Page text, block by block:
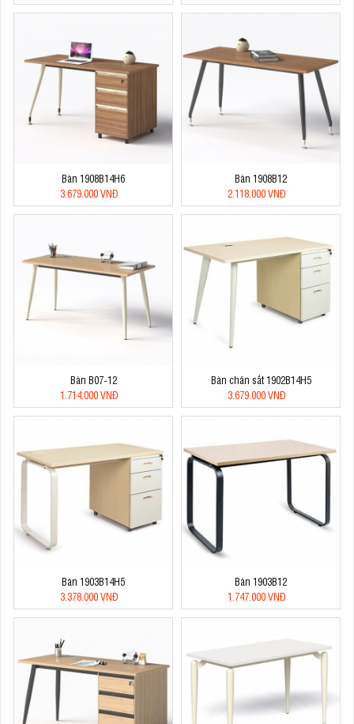
Bàn 1908B14H6
3.679.000 VNĐ
Bàn 1908B12
2.118.000 VNĐ
Bàn B07-12
1.714.000 VNĐ
Bàn chân sắt 1902B14H5
3.679.000 VNĐ
Bàn 1903B14H5
3.378.000 VNĐ
Bàn 1903B12
1.747.000 VNĐ